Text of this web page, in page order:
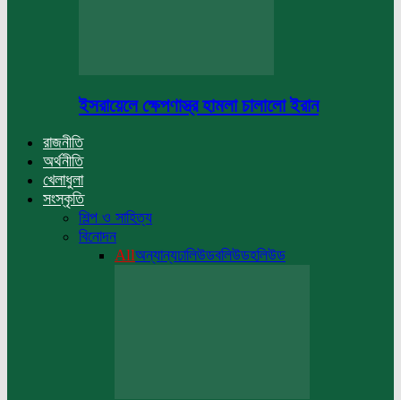
ইসরায়েলে ক্ষেপণাস্ত্র হামলা চালালো ইরান
রাজনীতি
অর্থনীতি
খেলাধুলা
সংস্কৃতি
শিল্প ও সাহিত্য
বিনোদন
Allঅন্যান্যঢালিউডবলিউডহলিউড